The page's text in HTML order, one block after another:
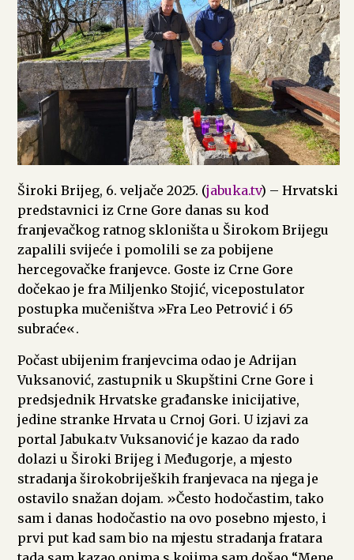
Široki Brijeg, 6. veljače 2025. (jabuka.tv) – Hrvatski
predstavnici iz Crne Gore danas su kod
franjevačkog ratnog skloništa u Širokom Brijegu
zapalili svijeće i pomolili se za pobijene
hercegovačke franjevce. Goste iz Crne Gore
dočekao je fra Miljenko Stojić, vicepostulator
postupka mučeništva »Fra Leo Petrović i 65
subraće«.
Počast ubijenim franjevcima odao je Adrijan
Vuksanović, zastupnik u Skupštini Crne Gore i
predsjednik Hrvatske građanske inicijative,
jedine stranke Hrvata u Crnoj Gori. U izjavi za
portal Jabuka.tv Vuksanović je kazao da rado
dolazi u Široki Brijeg i Međugorje, a mjesto
stradanja širokobrijeških franjevaca na njega je
ostavilo snažan dojam. »Često hodočastim, tako
sam i danas hodočastio na ovo posebno mjesto, i
prvi put kad sam bio na mjestu stradanja fratara